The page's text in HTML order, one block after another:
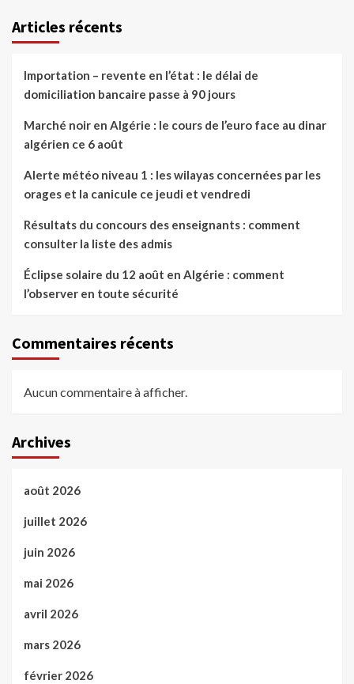
Articles récents
Importation – revente en l’état : le délai de
domiciliation bancaire passe à 90 jours
Marché noir en Algérie : le cours de l’euro face au dinar
algérien ce 6 août
Alerte météo niveau 1 : les wilayas concernées par les
orages et la canicule ce jeudi et vendredi
Résultats du concours des enseignants : comment
consulter la liste des admis
Éclipse solaire du 12 août en Algérie : comment
l’observer en toute sécurité
Commentaires récents
Aucun commentaire à afficher.
Archives
août 2026
juillet 2026
juin 2026
mai 2026
avril 2026
mars 2026
février 2026